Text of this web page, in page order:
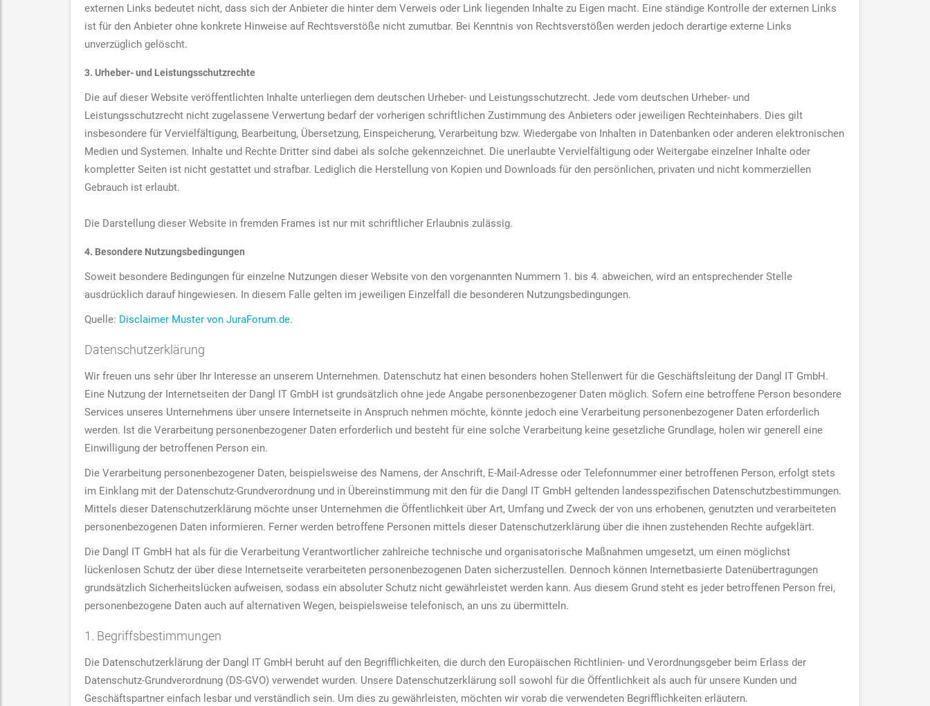
externen Links bedeutet nicht, dass sich der Anbieter die hinter dem Verweis oder Link liegenden Inhalte zu Eigen macht. Eine ständige Kontrolle der externen Links
ist für den Anbieter ohne konkrete Hinweise auf Rechtsverstöße nicht zumutbar. Bei Kenntnis von Rechtsverstößen werden jedoch derartige externe Links
unverzüglich gelöscht.
3. Urheber- und Leistungsschutzrechte
Die auf dieser Website veröffentlichten Inhalte unterliegen dem deutschen Urheber- und Leistungsschutzrecht. Jede vom deutschen Urheber- und
Leistungsschutzrecht nicht zugelassene Verwertung bedarf der vorherigen schriftlichen Zustimmung des Anbieters oder jeweiligen Rechteinhabers. Dies gilt
insbesondere für Vervielfältigung, Bearbeitung, Übersetzung, Einspeicherung, Verarbeitung bzw. Wiedergabe von Inhalten in Datenbanken oder anderen elektronischen
Medien und Systemen. Inhalte und Rechte Dritter sind dabei als solche gekennzeichnet. Die unerlaubte Vervielfältigung oder Weitergabe einzelner Inhalte oder
kompletter Seiten ist nicht gestattet und strafbar. Lediglich die Herstellung von Kopien und Downloads für den persönlichen, privaten und nicht kommerziellen
Gebrauch ist erlaubt.
Die Darstellung dieser Website in fremden Frames ist nur mit schriftlicher Erlaubnis zulässig.
4. Besondere Nutzungsbedingungen
Soweit besondere Bedingungen für einzelne Nutzungen dieser Website von den vorgenannten Nummern 1. bis 4. abweichen, wird an entsprechender Stelle
ausdrücklich darauf hingewiesen. In diesem Falle gelten im jeweiligen Einzelfall die besonderen Nutzungsbedingungen.
Quelle: Disclaimer Muster von JuraForum.de.
Datenschutzerklärung
Wir freuen uns sehr über Ihr Interesse an unserem Unternehmen. Datenschutz hat einen besonders hohen Stellenwert für die Geschäftsleitung der Dangl IT GmbH.
Eine Nutzung der Internetseiten der Dangl IT GmbH ist grundsätzlich ohne jede Angabe personenbezogener Daten möglich. Sofern eine betroffene Person besondere
Services unseres Unternehmens über unsere Internetseite in Anspruch nehmen möchte, könnte jedoch eine Verarbeitung personenbezogener Daten erforderlich
werden. Ist die Verarbeitung personenbezogener Daten erforderlich und besteht für eine solche Verarbeitung keine gesetzliche Grundlage, holen wir generell eine
Einwilligung der betroffenen Person ein.
Die Verarbeitung personenbezogener Daten, beispielsweise des Namens, der Anschrift, E-Mail-Adresse oder Telefonnummer einer betroffenen Person, erfolgt stets
im Einklang mit der Datenschutz-Grundverordnung und in Übereinstimmung mit den für die Dangl IT GmbH geltenden landesspezifischen Datenschutzbestimmungen.
Mittels dieser Datenschutzerklärung möchte unser Unternehmen die Öffentlichkeit über Art, Umfang und Zweck der von uns erhobenen, genutzten und verarbeiteten
personenbezogenen Daten informieren. Ferner werden betroffene Personen mittels dieser Datenschutzerklärung über die ihnen zustehenden Rechte aufgeklärt.
Die Dangl IT GmbH hat als für die Verarbeitung Verantwortlicher zahlreiche technische und organisatorische Maßnahmen umgesetzt, um einen möglichst
lückenlosen Schutz der über diese Internetseite verarbeiteten personenbezogenen Daten sicherzustellen. Dennoch können Internetbasierte Datenübertragungen
grundsätzlich Sicherheitslücken aufweisen, sodass ein absoluter Schutz nicht gewährleistet werden kann. Aus diesem Grund steht es jeder betroffenen Person frei,
personenbezogene Daten auch auf alternativen Wegen, beispielsweise telefonisch, an uns zu übermitteln.
1. Begriffsbestimmungen
Die Datenschutzerklärung der Dangl IT GmbH beruht auf den Begrifflichkeiten, die durch den Europäischen Richtlinien- und Verordnungsgeber beim Erlass der
Datenschutz-Grundverordnung (DS-GVO) verwendet wurden. Unsere Datenschutzerklärung soll sowohl für die Öffentlichkeit als auch für unsere Kunden und
Geschäftspartner einfach lesbar und verständlich sein. Um dies zu gewährleisten, möchten wir vorab die verwendeten Begrifflichkeiten erläutern.